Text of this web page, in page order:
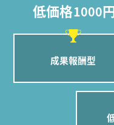
低価格1000
成果報酬型